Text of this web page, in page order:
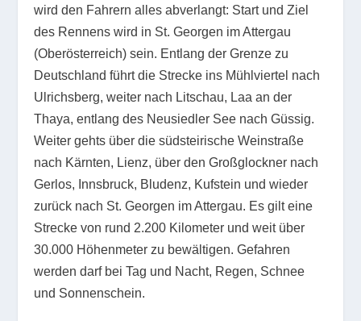
wird den Fahrern alles abverlangt: Start und Ziel
des Rennens wird in St. Georgen im Attergau
(Oberösterreich) sein. Entlang der Grenze zu
Deutschland führt die Strecke ins Mühlviertel nach
Ulrichsberg, weiter nach Litschau, Laa an der
Thaya, entlang des Neusiedler See nach Güssig.
Weiter gehts über die südsteirische Weinstraße
nach Kärnten, Lienz, über den Großglockner nach
Gerlos, Innsbruck, Bludenz, Kufstein und wieder
zurück nach St. Georgen im Attergau. Es gilt eine
Strecke von rund 2.200 Kilometer und weit über
30.000 Höhenmeter zu bewältigen. Gefahren
werden darf bei Tag und Nacht, Regen, Schnee
und Sonnenschein.